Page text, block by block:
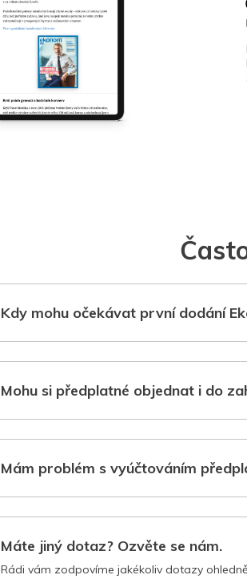
Kdy mohu očekávat první dodání
Mohu si předplatné objednat i do
Mám problém s vyúčtováním
Máte jiný dotaz? Ozvěte se nám.
Rádi vám zodpovíme jakékoliv dotazy